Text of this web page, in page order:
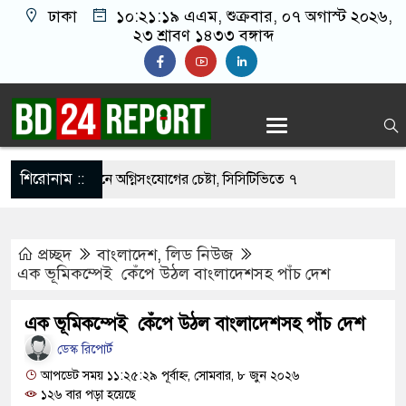
ঢাকা ১০:২১:২০ এএম, শুক্রবার, ০৭ অগাস্ট ২০২৬,
২৩ শ্রাবণ ১৪৩৩ বঙ্গাব্দ
শিরোনাম ::
বাসভবনে অগ্নিসংযোগের চেষ্টা, সিসিটিভিতে ৭
ছাড়াই মার্কিন ঘাঁটিতে নিখুঁত হামলা চালান ইরানি
১০০ পরিবারকে নতুন ঘর দেবেন প্রধানমন্ত্রী
ছবি তুলে লন্ডনে বয়ফ্রেন্ডের কাছে পাঠাতেন
প্রচ্ছদ বাংলাদেশ,লিড নিউজ
এক ভূমিকম্পেই কেঁপে উঠল বাংলাদেশসহ পাঁচ দেশ
এক ভূমিকম্পেই কেঁপে উঠল বাংলাদেশসহ পাঁচ দেশ
ডেস্ক রিপোর্ট
আপডেট সময় ১১:২৫:২৯ পূর্বাহ্ন, সোমবার, ৮ জুন ২০২৬
১২৬ বার পড়া হয়েছে